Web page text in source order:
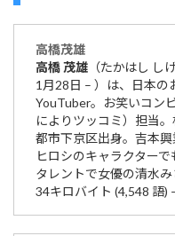
高橋茂雄
高橋茂雄 （たかはし し
1月28日 – ）は、日本の
YouTuber。お笑いコン
によりツッコミ）担当
都市下京区出身。吉本
ヒロシのキャラクター
タレントで女優の清水
34キロバイト (4,548 語)